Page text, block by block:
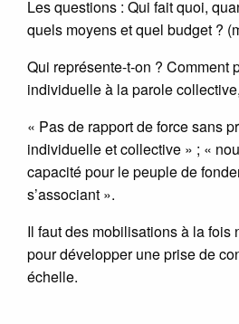
Les questions : Qui fait quoi,
quels moyens et quel budget ?
Qui représente-t-on ? Comment
individuelle à la parole
« Pas de rapport de force sans
individuelle et collective » ; «
capacité pour le peuple de
s’associant ».
Il faut des mobilisations à la fois
pour développer une prise de
échelle.